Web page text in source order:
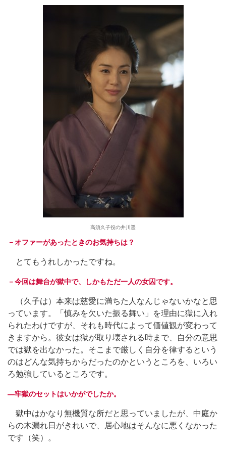
高須久子役の井川遥
－オファーがあったときのお気持ちは？
とてもうれしかったですね。
－今回は舞台が獄中で、しかもただ一人の女囚です。
（久子は）本来は慈愛に満ちた人なんじゃないかなと思
っています。「慎みを欠いた振る舞い」を理由に獄に入れ
られたわけですが、それも時代によって価値観が変わって
きますから。彼女は獄が取り壊される時まで、自分の意思
では獄を出なかった。そこまで厳しく自分を律するという
のはどんな気持ちからだったのかというところを、いろい
ろ勉強しているところです。
―牢獄のセットはいかがでしたか。
獄中はかなり無機質な所だと思っていましたが、中庭か
らの木漏れ日がきれいで、居心地はそんなに悪くなかった
です（笑）。